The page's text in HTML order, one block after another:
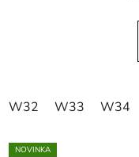
W32 W33 W34
NOVINKA